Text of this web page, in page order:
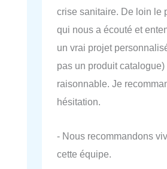
crise sanitaire. De loin le
qui nous a écouté et
un vrai projet
pas un produit catalogue)
raisonnable. Je
hésitation.
- Nous recommandons
cette équipe.